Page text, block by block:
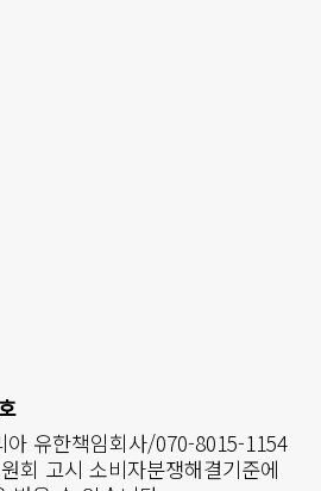
아 유한책임회사/070-8015-1154
회 고시 소비자분쟁해결기준에